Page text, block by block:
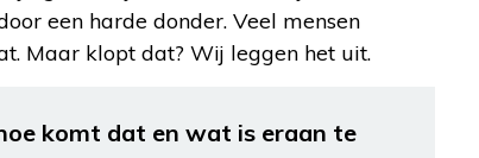
een harde donder. Veel mensen
Maar klopt dat? Wij leggen het uit.
komt dat en wat is eraan te